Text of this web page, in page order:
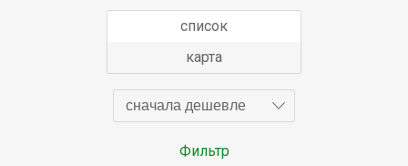
список
карта
сначала дешевле
Фильтр